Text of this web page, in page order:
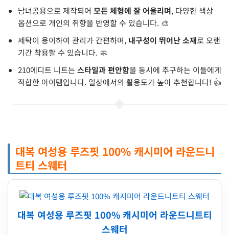
남녀공용으로 제작되어 모든 체형에 잘 어울리며, 다양한 색상
옵션으로 개인의 취향을 반영할 수 있습니다. 🎨
세탁이 용이하여 관리가 간편하며, 내구성이 뛰어난 소재로 오랜
기간 착용할 수 있습니다. 🧼
210에디트 니트는 스타일과 편안함을 동시에 추구하는 이들에게
적합한 아이템입니다. 일상에서의 활용도가 높아 추천합니다! 👍
대복 여성용 루즈핏 100% 캐시미어 라운드니
트티 스웨터
대복 여성용 루즈핏 100% 캐시미어 라운드니트티
스웨터